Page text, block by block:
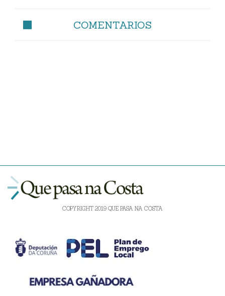
COMENTARIOS
COPYRIGHT 2019 QUE PASA NA COSTA